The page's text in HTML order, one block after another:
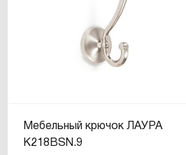
Мебельный крючок ЛАУРА
K218BSN.9